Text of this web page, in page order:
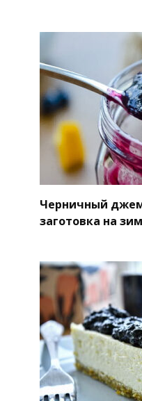
Черничный
заготовка на